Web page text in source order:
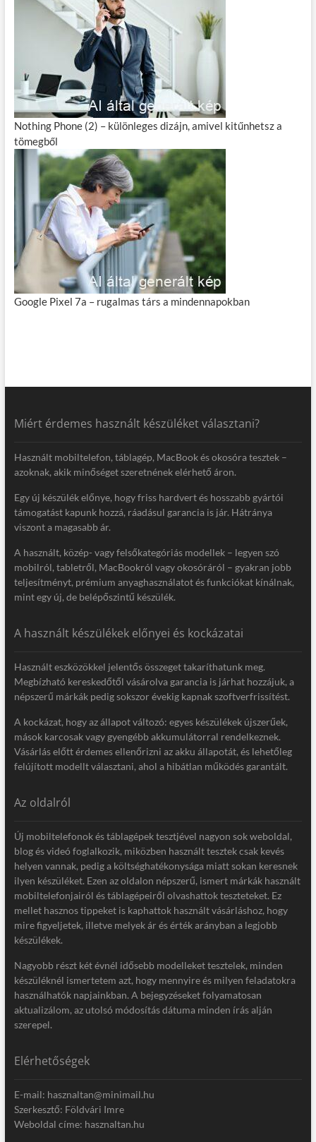
Nothing Phone (2) – különleges dizájn, amivel kitűnhetsz a
tömegből
Google Pixel 7a – rugalmas társ a mindennapokban
Miért érdemes használt készüléket választani?
Használt mobiltelefon, táblagép, MacBook és okosóra tesztek –
azoknak, akik minőséget szeretnének elérhető áron.
Egy új készülék előnye, hogy friss hardvert és hosszabb gyártói
támogatást kapunk hozzá, ráadásul garancia is jár. Hátránya
viszont a magasabb ár.
A használt, közép- vagy felsőkategóriás modellek – legyen szó
mobilról, tabletről, MacBookról vagy okosóráról – gyakran jobb
teljesítményt, prémium anyaghasználatot és funkciókat kínálnak,
mint egy új, de belépőszintű készülék.
A használt készülékek előnyei és kockázatai
Használt eszközökkel jelentős összeget takaríthatunk meg.
Megbízható kereskedőtől vásárolva garancia is járhat hozzájuk, a
népszerű márkák pedig sokszor évekig kapnak szoftverfrissítést.
A kockázat, hogy az állapot változó: egyes készülékek újszerűek,
mások karcosak vagy gyengébb akkumulátorral rendelkeznek.
Vásárlás előtt érdemes ellenőrizni az akku állapotát, és lehetőleg
felújított modellt választani, ahol a hibátlan működés garantált.
Az oldalról
Új mobiltelefonok és táblagépek tesztjével nagyon sok weboldal,
blog és videó foglalkozik, miközben használt tesztek csak kevés
helyen vannak, pedig a költséghatékonysága miatt sokan keresnek
ilyen készüléket. Ezen az oldalon népszerű, ismert márkák használt
mobiltelefonjairól és táblagépeiről olvashattok teszteteket. Ez
mellet hasznos tippeket is kaphattok használt vásárláshoz, hogy
mire figyeljetek, illetve melyek ár és érték arányban a legjobb
készülékek.
Nagyobb részt két évnél idősebb modelleket tesztelek, minden
készüléknél ismertetem azt, hogy mennyire és milyen feladatokra
használhatók napjainkban. A bejegyzéseket folyamatosan
aktualizálom, az utolsó módosítás dátuma minden írás alján
szerepel.
Elérhetőségek
E-mail: hasznaltan@minimail.hu
Szerkesztő: Földvári Imre
Weboldal címe: hasznaltan.hu